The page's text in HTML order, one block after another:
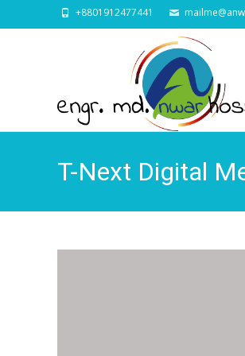
+8801912477441
T-Next Digital